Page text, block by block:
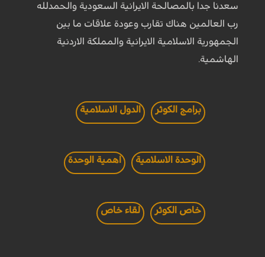
سعدنا جدا بالمصالحة الايرانية السعودية والحمدلله
رب العالمين هناك تقارب وعودة علاقات ما بين
الجمهورية الاسلامية الايرانية والمملكة الاردنية
الهاشمية.
برامج الكوثر الدول الاسلامية
الوحدة الاسلامية اهمية الوحدة
خاص الكوثر لقاء خاص